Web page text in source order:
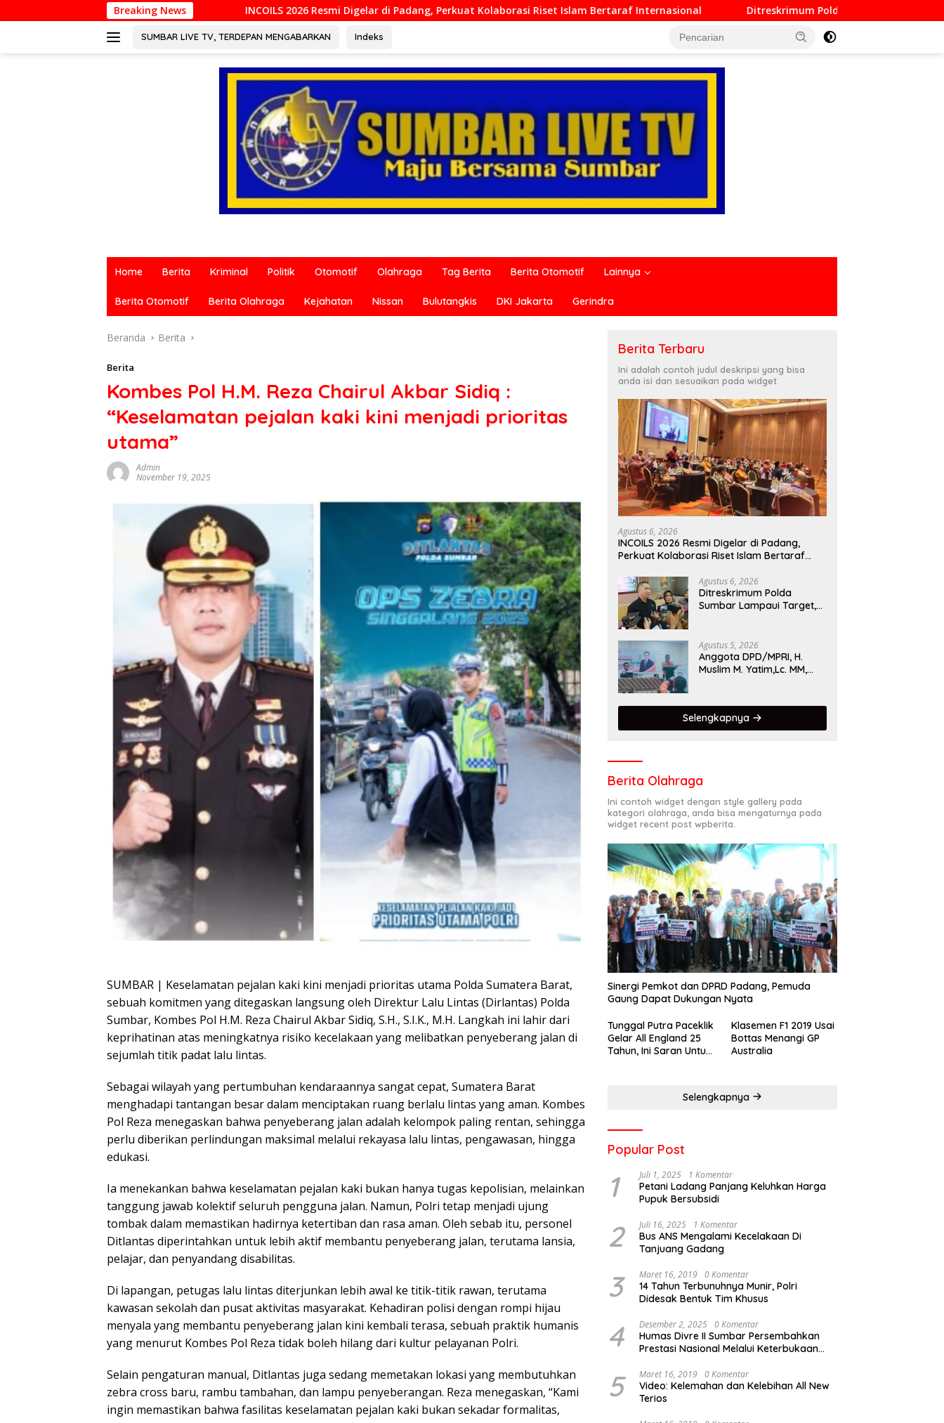
ke
Breaking News
INCOILS 2026 Resmi Digelar di Padang, Perkuat Kolaborasi Riset Islam Bertaraf Internasional Ditreskrimum Polda Sumbar Lampaui Target, Operasi Pekat dan
SUMBAR LIVE TV, TERDEPAN MENGABARKAN Indeks
terkini
berbagai
indonesia
dari
politik,
mapun
budaya
serta
berita
terbaru
Home Berita Kriminal Politik Otomotif Olahraga Tag Berita Berita Otomotif Lainnya
Berita Otomotif Berita Olahraga Kejahatan Nissan Bulutangkis DKI Jakarta Gerindra
Beranda Berita
Berita
Kombes Pol H.M. Reza Chairul Akbar Sidiq :
“Keselamatan pejalan kaki kini menjadi prioritas
utama”
Admin
November 19, 2025
SUMBAR | Keselamatan pejalan kaki kini menjadi prioritas utama Polda Sumatera Barat,
sebuah komitmen yang ditegaskan langsung oleh Direktur Lalu Lintas (Dirlantas) Polda
Sumbar, Kombes Pol H.M. Reza Chairul Akbar Sidiq, S.H., S.I.K., M.H. Langkah ini lahir dari
keprihatinan atas meningkatnya risiko kecelakaan yang melibatkan penyeberang jalan di
sejumlah titik padat lalu lintas.
Sebagai wilayah yang pertumbuhan kendaraannya sangat cepat, Sumatera Barat
menghadapi tantangan besar dalam menciptakan ruang berlalu lintas yang aman. Kombes
Pol Reza menegaskan bahwa penyeberang jalan adalah kelompok paling rentan, sehingga
perlu diberikan perlindungan maksimal melalui rekayasa lalu lintas, pengawasan, hingga
edukasi.
Ia menekankan bahwa keselamatan pejalan kaki bukan hanya tugas kepolisian, melainkan
tanggung jawab kolektif seluruh pengguna jalan. Namun, Polri tetap menjadi ujung
tombak dalam memastikan hadirnya ketertiban dan rasa aman. Oleh sebab itu, personel
Ditlantas diperintahkan untuk lebih aktif membantu penyeberang jalan, terutama lansia,
pelajar, dan penyandang disabilitas.
Di lapangan, petugas lalu lintas diterjunkan lebih awal ke titik-titik rawan, terutama
kawasan sekolah dan pusat aktivitas masyarakat. Kehadiran polisi dengan rompi hijau
menyala yang membantu penyeberang jalan kini kembali terasa, sebuah praktik humanis
yang menurut Kombes Pol Reza tidak boleh hilang dari kultur pelayanan Polri.
Selain pengaturan manual, Ditlantas juga sedang memetakan lokasi yang membutuhkan
zebra cross baru, rambu tambahan, dan lampu penyeberangan. Reza menegaskan, “Kami
ingin memastikan bahwa fasilitas keselamatan pejalan kaki bukan sekadar formalitas,
Berita Terbaru
Ini adalah contoh judul deskripsi yang bisa
anda isi dan sesuaikan pada widget
Agustus 6, 2026
INCOILS 2026 Resmi Digelar di Padang,
Perkuat Kolaborasi Riset Islam Bertaraf
Agustus 6, 2026
Ditreskrimum Polda
Sumbar Lampaui Target,
Hasil Maksimal
Agustus 5, 2026
Anggota DPD/MPRI, H.
Muslim M. Yatim,Lc. MM,
satu garda terdepan
dalam Bencana
Selengkapnya
Berita Olahraga
Ini contoh widget dengan style gallery pada
kategori olahraga, anda bisa mengaturnya pada
widget recent post wpberita.
Sinergi Pemkot dan DPRD Padang, Pemuda
Gaung Dapat Dukungan Nyata
Tunggal Putra Paceklik
Gelar All England 25
Tahun, Ini Saran Untuk
Klasemen F1 2019 Usai
Bottas Menangi GP
Australia
Selengkapnya
Popular Post
1 Juli 1, 2025 1 Komentar
Petani Ladang Panjang Keluhkan Harga
Pupuk Bersubsidi
2 Juli 16, 2025 1 Komentar
Bus ANS Mengalami Kecelakaan Di
Tanjuang Gadang
3 Maret 16, 2019 0 Komentar
14 Tahun Terbunuhnya Munir, Polri
Didesak Bentuk Tim Khusus
4 Desember 2, 2025 0 Komentar
Humas Divre II Sumbar Persembahkan
Prestasi Nasional Melalui Keterbukaan
5 Maret 16, 2019 0 Komentar
Video: Kelemahan dan Kelebihan All New
Terios